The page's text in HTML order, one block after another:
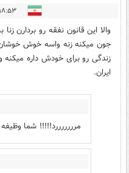
۱۸:۵۳ - ۱۴۰۴/۰۲/۲۳
والا این قانون نفقه رو بردارن
جون میکنه زنه واسه خوش
زندگی رو برای خودش داره
ایران.
مرررررررد!!!!! شما وظیفه